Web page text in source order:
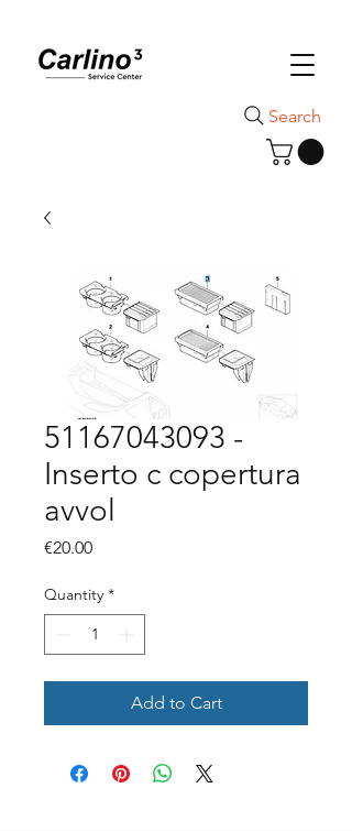
Search
51167043093 -
Inserto c copertura
avvol
€20.00Price
Quantity *
Add to Cart